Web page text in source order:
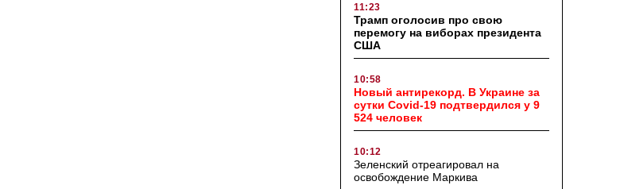
11:23
Трамп оголосив про свою
перемогу на виборах президента
США
10:58
Новый антирекорд. В Украине за
сутки Covid-19 подтвердился у 9
524 человек
10:12
Зеленский отреагировал на
освобождение Маркива